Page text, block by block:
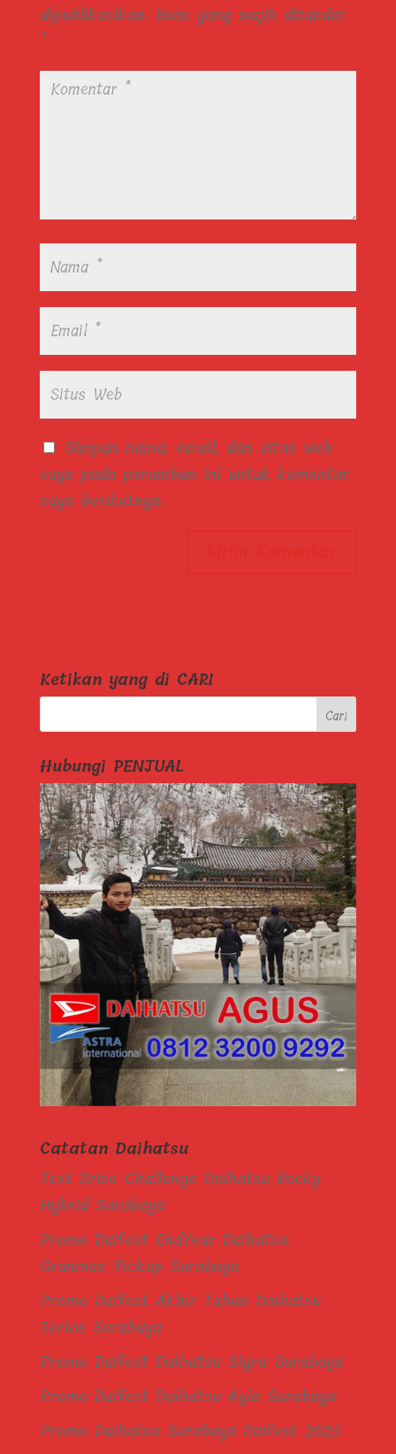
dipublikasikan. Ruas yang wajib ditandai
*
Simpan nama, email, dan situs web
saya pada peramban ini untuk komentar
saya berikutnya.
Ketikan yang di CARI
Hubungi PENJUAL
Catatan Daihatsu
Test Drive Challenge Daihatsu Rocky
Hybrid Surabaya
Promo Daifest EndYear Daihatsu
Granmax Pickup Surabaya
Promo Daifest Akhir Tahun Daihatsu
Terios Surabaya
Promo Daifest Daihatsu Sigra Surabaya
Promo Daifest Daihatsu Ayla Surabaya
Promo Daihatsu Surabaya Daifest 2025